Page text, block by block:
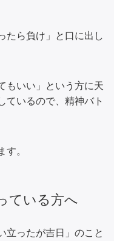
たら負け」と口に出し
もいい」という方に天
ているので、精神バト
。
ている方へ
立ったが吉日」のこと